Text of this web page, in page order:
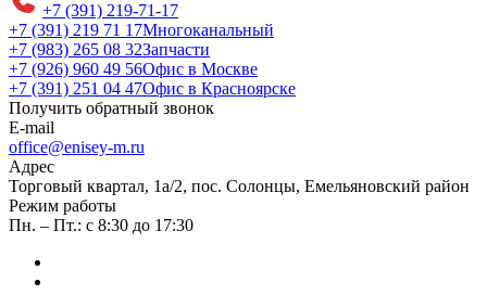
+7 (391) 219-71-17
+7 (391) 219 71 17Многоканальный
+7 (983) 265 08 32Запчасти
+7 (926) 960 49 56Офис в Москве
+7 (391) 251 04 47Офис в Красноярске
Получить обратный звонок
E-mail
office@enisey-m.ru
Адрес
​Торговый квартал, 1а/2, пос. Солонцы, Емельяновский район
Режим работы
Пн. – Пт.: с 8:30 до 17:30